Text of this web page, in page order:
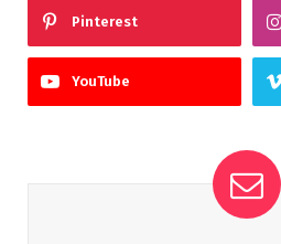
Pinterest
YouTube